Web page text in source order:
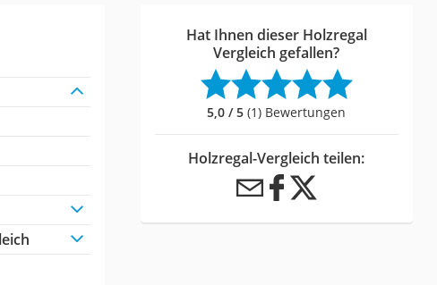
Hat Ihnen dieser Holzregal
Vergleich gefallen?
5,0 / 5 (1) Bewertungen
Holzregal-Vergleich teilen: